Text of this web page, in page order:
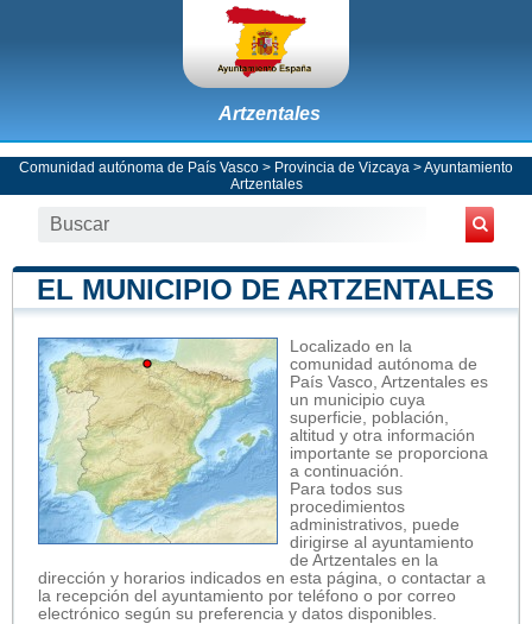
Artzentales
Comunidad autónoma de País Vasco > Provincia de Vizcaya >Ayuntamiento
Artzentales
EL MUNICIPIO DE ARTZENTALES
Localizado en la
comunidad autónoma de
País Vasco, Artzentales es
un municipio cuya
superficie, población,
altitud y otra información
importante se proporciona
a continuación.
Para todos sus
procedimientos
administrativos, puede
dirigirse al ayuntamiento
de Artzentales en la
dirección y horarios indicados en esta página, o contactar a
la recepción del ayuntamiento por teléfono o por correo
electrónico según su preferencia y datos disponibles.